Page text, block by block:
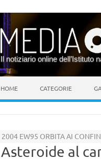
Il notiziario online dell’Istituto
HOME CATEGORIE
2004 EW95 ORBITA AI
Asteroide al